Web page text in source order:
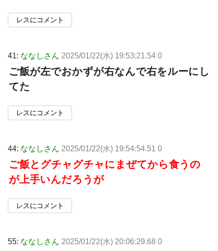
レスにコメント
41: ななしさん 2025/01/22(水) 19:53:21.54 0
ご飯が左でおかずが右なんで右をルーにし
てた
レスにコメント
44: ななしさん 2025/01/22(水) 19:54:54.51 0
ご飯とグチャグチャにまぜてから食うの
が上手いんだろうが
レスにコメント
55: ななしさん 2025/01/22(水) 20:06:29.68 0